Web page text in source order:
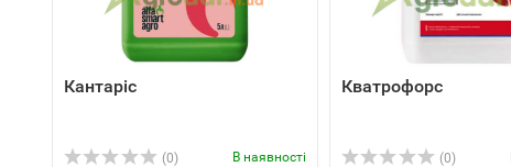
Кантаріс
(0) В наявності
Кватрофорс
(0)